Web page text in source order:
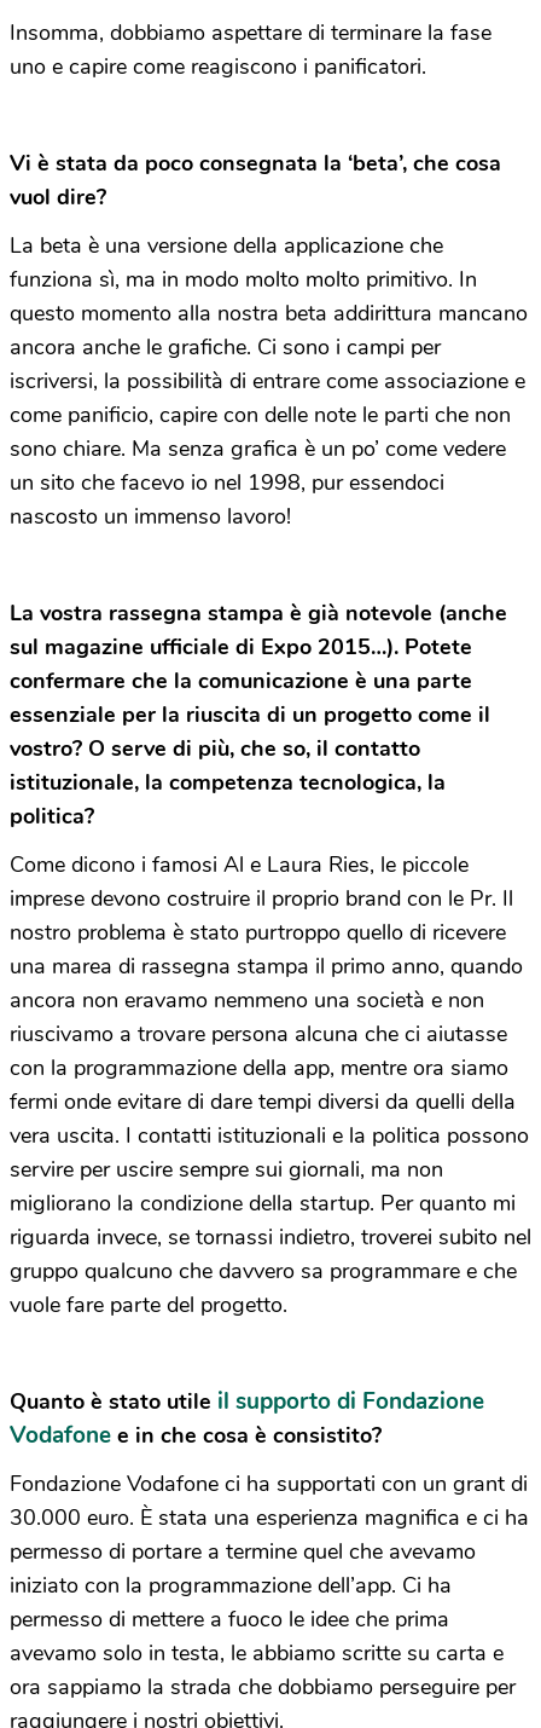
Insomma, dobbiamo aspettare di terminare la fase
uno e capire come reagiscono i panificatori.
Vi è stata da poco consegnata la ‘beta’, che cosa
vuol dire?
La beta è una versione della applicazione che
funziona sì, ma in modo molto molto primitivo. In
questo momento alla nostra beta addirittura mancano
ancora anche le grafiche. Ci sono i campi per
iscriversi, la possibilità di entrare come associazione e
come panificio, capire con delle note le parti che non
sono chiare. Ma senza grafica è un po’ come vedere
un sito che facevo io nel 1998, pur essendoci
nascosto un immenso lavoro!
La vostra rassegna stampa è già notevole (anche
sul magazine ufficiale di Expo 2015…). Potete
confermare che la comunicazione è una parte
essenziale per la riuscita di un progetto come il
vostro? O serve di più, che so, il contatto
istituzionale, la competenza tecnologica, la
politica?
Come dicono i famosi Al e Laura Ries, le piccole
imprese devono costruire il proprio brand con le Pr. Il
nostro problema è stato purtroppo quello di ricevere
una marea di rassegna stampa il primo anno, quando
ancora non eravamo nemmeno una società e non
riuscivamo a trovare persona alcuna che ci aiutasse
con la programmazione della app, mentre ora siamo
fermi onde evitare di dare tempi diversi da quelli della
vera uscita. I contatti istituzionali e la politica possono
servire per uscire sempre sui giornali, ma non
migliorano la condizione della startup. Per quanto mi
riguarda invece, se tornassi indietro, troverei subito nel
gruppo qualcuno che davvero sa programmare e che
vuole fare parte del progetto.
Quanto è stato utile il supporto di Fondazione
Vodafone e in che cosa è consistito?
Fondazione Vodafone ci ha supportati con un grant di
30.000 euro. È stata una esperienza magnifica e ci ha
permesso di portare a termine quel che avevamo
iniziato con la programmazione dell’app. Ci ha
permesso di mettere a fuoco le idee che prima
avevamo solo in testa, le abbiamo scritte su carta e
ora sappiamo la strada che dobbiamo perseguire per
raggiungere i nostri obiettivi.